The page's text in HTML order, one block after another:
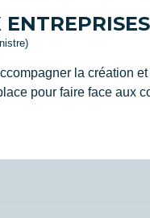
la création
pour faire face aux